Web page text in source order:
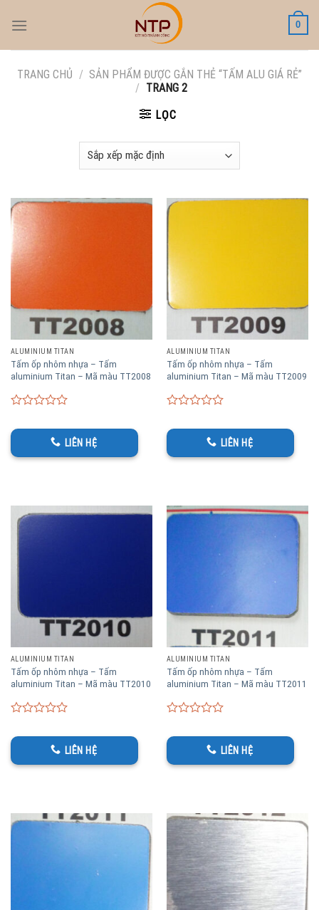
0
TRANG CHỦ / SẢN PHẨM ĐƯỢC GẮN THẺ “TẤM ALU GIÁ RẺ”
/ TRANG 2
LỌC
ALUMINIUM TITAN
Tấm ốp nhôm nhựa – Tấm
aluminium Titan – Mã màu TT2008
out
of
5
LIÊN HỆ
ALUMINIUM TITAN
Tấm ốp nhôm nhựa – Tấm
aluminium Titan – Mã màu TT2009
out
of
5
LIÊN HỆ
ALUMINIUM TITAN
Tấm ốp nhôm nhựa – Tấm
aluminium Titan – Mã màu TT2010
out
of
5
LIÊN HỆ
ALUMINIUM TITAN
Tấm ốp nhôm nhựa – Tấm
aluminium Titan – Mã màu TT2011
out
of
5
LIÊN HỆ